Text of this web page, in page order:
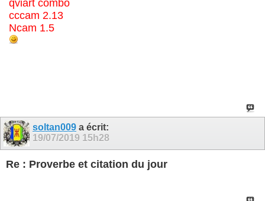
qviart combo
cccam 2.13
Ncam 1.5
soltan009 a écrit:
19/07/2019 15h28
Re : Proverbe et citation du jour